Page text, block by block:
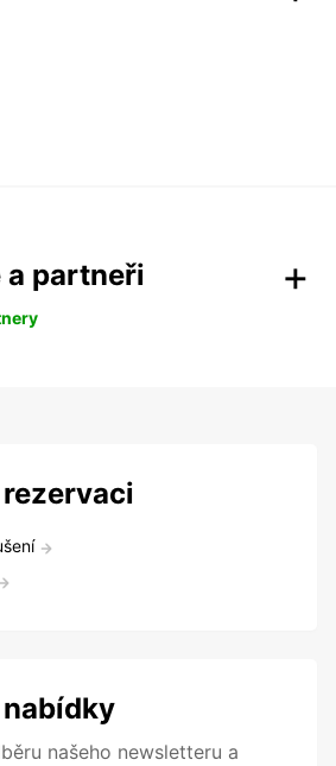
a partneři
našeho newsletteru a